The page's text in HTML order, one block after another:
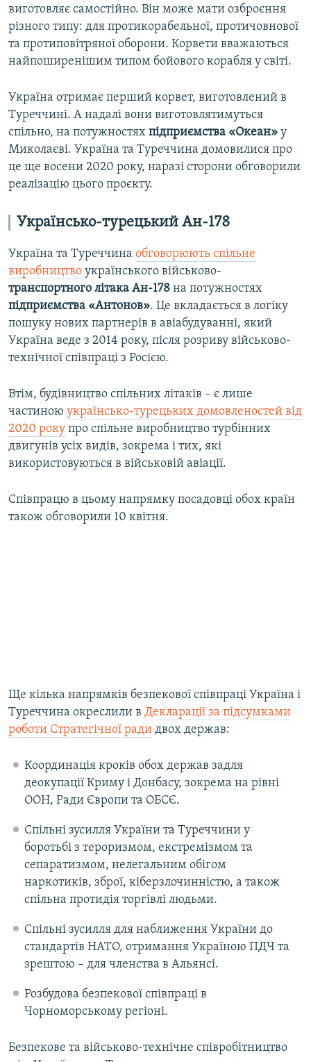
виготовляє самостійно. Він може мати озброєння
різного типу: для протикорабельної, протичовнової
та протиповітряної оборони. Корвети вважаються
найпоширенішим типом бойового корабля у світі.
Україна отримає перший корвет, виготовлений в
Туреччині. А надалі вони виготовлятимуться
спільно, на потужностях підприємства «Океан» у
Миколаєві. Україна та Туреччина домовилися про
це ще восени 2020 року, наразі сторони обговорили
реалізацію цього проєкту.
Українсько-турецький Ан-178
Україна та Туреччина обговорюють спільне
виробництво українського військово-
транспортного літака Ан-178 на потужностях
підприємства «Антонов». Це вкладається в логіку
пошуку нових партнерів в авіабудуванні, який
Україна веде з 2014 року, після розриву військово-
технічної співпраці з Росією.
Втім, будівництво спільних літаків – є лише
частиною українсько-турецьких домовленостей від
2020 року про спільне виробництво турбінних
двигунів усіх видів, зокрема і тих, які
використовуються в військовій авіації.
Співпрацю в цьому напрямку посадовці обох країн
також обговорили 10 квітня.
Ще кілька напрямків безпекової співпраці Україна і
Туреччина окреслили в Декларації за підсумками
роботи Стратегічної ради двох держав:
Координація кроків обох держав задля
деокупації Криму і Донбасу, зокрема на рівні
ООН, Ради Європи та ОБСЄ.
Спільні зусилля України та Туреччини у
боротьбі з тероризмом, екстремізмом та
сепаратизмом, нелегальним обігом
наркотиків, зброї, кіберзлочинністю, а також
спільна протидія торгівлі людьми.
Спільні зусилля для наближення України до
стандартів НАТО, отримання Україною ПДЧ та
зрештою – для членства в Альянсі.
Розбудова безпекової співпраці в
Чорноморському регіоні.
Безпекове та військово-технічне співробітництво